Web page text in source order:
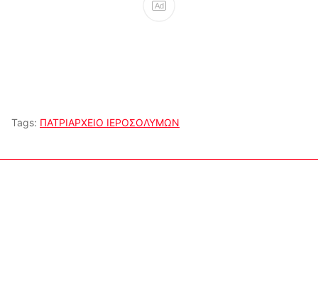
Ad
Tags: ΠΑΤΡΙΑΡΧΕΙΟ ΙΕΡΟΣΟΛΥΜΩΝ